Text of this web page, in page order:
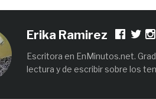
Erika Ramirez
Escritora en EnMinutos.net.
lectura y de escribir sobre los